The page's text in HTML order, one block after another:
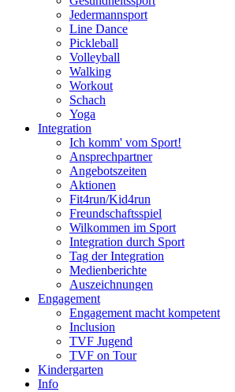
Jedermannsport
Line Dance
Pickleball
Volleyball
Walking
Workout
Schach
Yoga
Integration
Ich komm' vom Sport!
Ansprechpartner
Angebotszeiten
Aktionen
Fit4run/Kid4run
Freundschaftsspiel
Wilkommen im Sport
Integration durch Sport
Tag der Integration
Medienberichte
Auszeichnungen
Engagement
Engagement macht kompetent
Inclusion
TVF Jugend
TVF on Tour
Kindergarten
Info